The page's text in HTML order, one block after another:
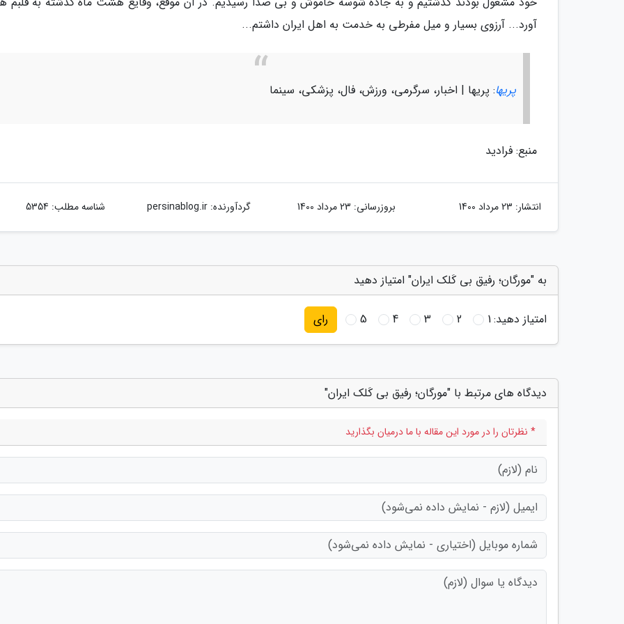
آورد... آرزوی بسیار و میل مفرطی به خدمت به اهل ایران داشتم...
پریها: پریها | اخبار، سرگرمی، ورزش، فال، پزشکی، سینما
منبع: فرادید
انتشار: 23 مرداد 1400 بروزرسانی: 23 مرداد 1400 گردآورنده:persinablog.ir شناسه مطلب: 5354
به "مورگان؛ رفیق بی کَلک ایران" امتیاز دهید
امتیاز دهید:1
2
3
4
5 رای
دیدگاه های مرتبط با "مورگان؛ رفیق بی کَلک ایران"
* نظرتان را در مورد این مقاله با ما درمیان بگذارید